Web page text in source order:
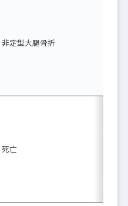
非定型大腿骨折
死亡